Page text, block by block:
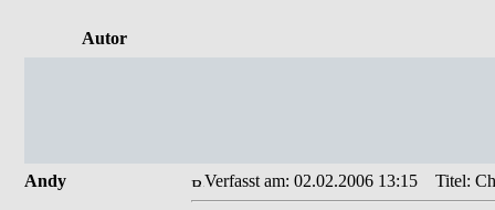
Autor
Andy Verfasst am: 02.02.2006 13:15 Titel: